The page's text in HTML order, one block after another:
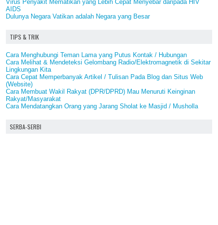
Virus Penyakit Mematikan yang Lebih Cepat Menyebar daripada HIV
AIDS
Dulunya Negara Vatikan adalah Negara yang Besar
TIPS & TRIK
Cara Menghubungi Teman Lama yang Putus Kontak / Hubungan
Cara Melihat & Mendeteksi Gelombang Radio/Elektromagnetik di Sekitar
Lingkungan Kita
Cara Cepat Memperbanyak Artikel / Tulisan Pada Blog dan Situs Web
(Website)
Cara Membuat Wakil Rakyat (DPR/DPRD) Mau Menuruti Keinginan
Rakyat/Masyarakat
Cara Mendatangkan Orang yang Jarang Sholat ke Masjid / Musholla
SERBA-SERBI